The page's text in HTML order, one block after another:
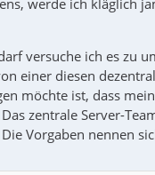
versuche ich es zu
einer diesen
möchte ist, dass
zentrale Server-
Vorgaben nennen